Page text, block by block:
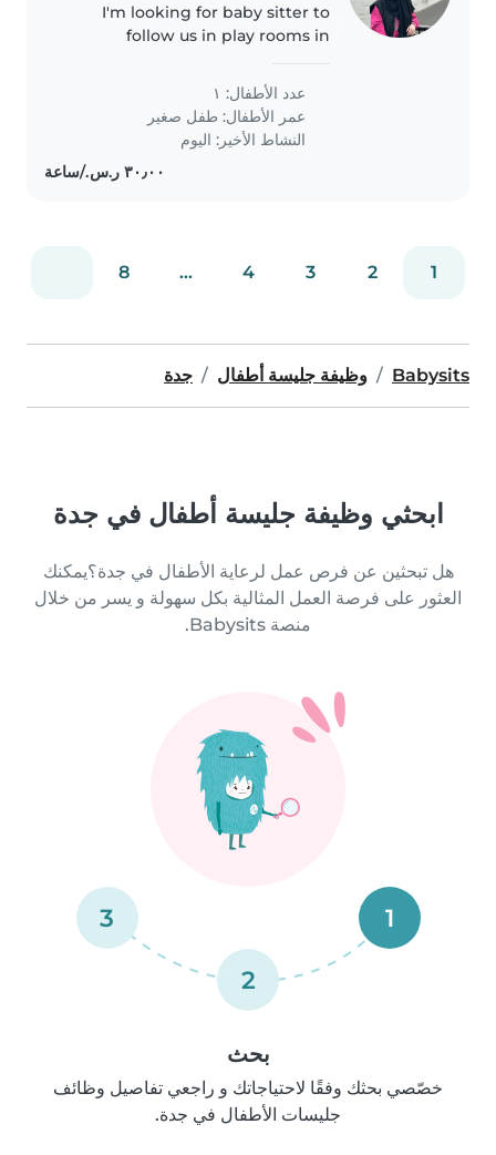
I'm looking for baby sitter to
follow us in play rooms in
عدد الأطفال: ١
عمر الأطفال: طفل صغير
النشاط الأخير: اليوم
1
2
3
4
...
8
Babysits وظيفة جليسة أطفال جدة
ابحثي وظيفة جليسة أطفال في جدة
هل تبحثين عن فرص عمل لرعاية الأطفال في جدة؟يمكنك
العثور على فرصة العمل المثالية بكل سهولة و يسر من خلال
منصة Babysits.
1
2
3
بحث
خصّصي بحثك وفقًا لاحتياجاتك و راجعي تفاصيل وظائف
جليسات الأطفال في جدة.